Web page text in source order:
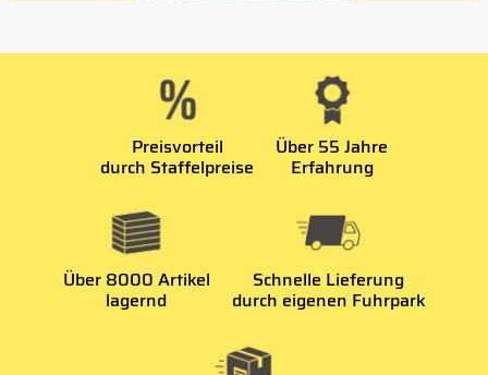
Preisvorteil
durch Staffelpreise
Über 55 Jahre
Erfahrung
Über 8000 Artikel
lagernd
Schnelle Lieferung
durch eigenen Fuhrpark